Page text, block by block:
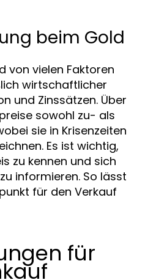
beim Gold
von vielen Faktoren
wirtschaftlicher
und Zinssätzen. Über
sowohl zu- als
sie in Krisenzeiten
Es ist wichtig,
zu kennen und sich
informieren. So lässt
für den Verkauf
für